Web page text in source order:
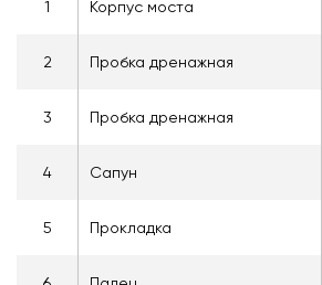
1 Корпус моста
2 Пробка дренажная
3 Пробка дренажная
4 Сапун
5 Прокладка